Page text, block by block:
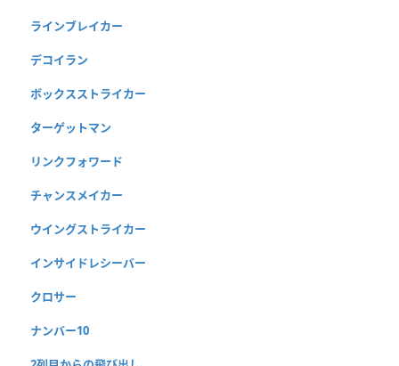
ラインブレイカー
デコイラン
ボックスストライカー
ターゲットマン
リンクフォワード
チャンスメイカー
ウイングストライカー
インサイドレシーバー
クロサー
ナンバー10